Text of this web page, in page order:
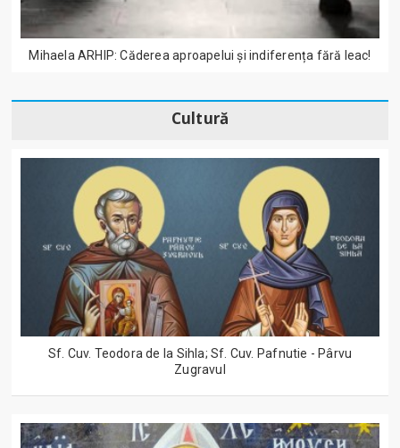
Mihaela ARHIP: Căderea aproapelui și indiferența fără leac!
Cultură
Sf. Cuv. Teodora de la Sihla; Sf. Cuv. Pafnutie - Pârvu
Zugravul